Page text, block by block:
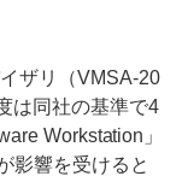
ザリ（VMSA-20
は同社の基準で4
Workstation」
影響を受けると